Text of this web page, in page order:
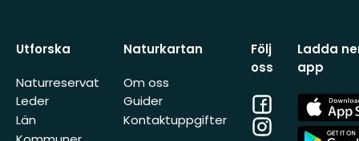
Utforska
Naturreservat
Leder
Län
Naturkartan
Om oss
Guider
Kontaktuppgifter
Följ
oss
Facebook
Instagram
Ladda
app
App
Store
App